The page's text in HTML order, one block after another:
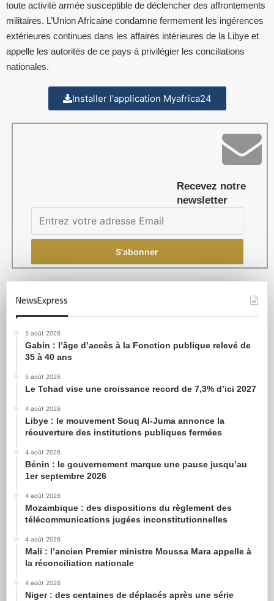
toute activité armée susceptible de déclencher des affrontements
militaires. L’Union Africaine condamne fermement les ingérences
extérieures continues dans les affaires intérieures de la Libye et
appelle les autorités de ce pays à privilégier les conciliations
nationales.
Installer l'application Myafrica24
Recevez notre
newsletter
NewsExpress
5 août 2026
Gabin : l’âge d’accès à la Fonction publique relevé de
35 à 40 ans
5 août 2026
Le Tchad vise une croissance record de 7,3% d’ici 2027
4 août 2026
Libye : le mouvement Souq Al-Juma annonce la
réouverture des institutions publiques fermées
4 août 2026
Bénin : le gouvernement marque une pause jusqu’au
1er septembre 2026
4 août 2026
Mozambique : des dispositions du règlement des
télécommunications jugées inconstitutionnelles
4 août 2026
Mali : l’ancien Premier ministre Moussa Mara appelle à
la réconciliation nationale
4 août 2026
Niger : des centaines de déplacés après une série